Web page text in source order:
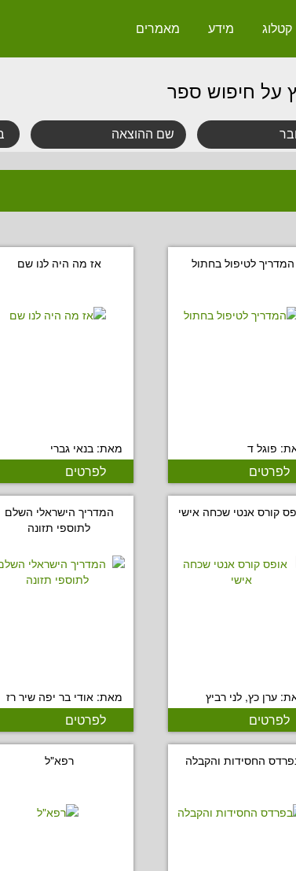
קטלוג מידע מאמרים
על חיפוש ספר
המדריך לטיפול בחתול
פוגל ד
לפרטים
אז מה היה לנו שם
מאת: בנאי גברי
לפרטים
קורס אנטי שכחה אישי
ערן כץ, לני רביץ
לפרטים
המדריך הישראלי השלם
לתוספי תזונה
מאת: אודי בר יפה שיר רז
לפרטים
החסידות והקבלה רפא"ל